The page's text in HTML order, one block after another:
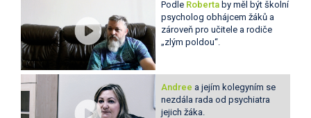
Podle Roberta by měl být školní
psycholog obhájcem žáků a
zároveň pro učitele a rodiče
„zlým poldou“.
Andree a jejím kolegyním se
nezdála rada od psychiatra
jejich žáka.